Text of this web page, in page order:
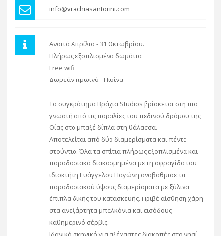
info@vrachiasantorini.com
Ανοιτά Απρίλιο - 31 Οκτωβρίου.
Πλήρως εξοπλισμένα δωμάτια
Free wifi
Δωρεάν πρωϊνό - Πισίνα
Το συγκρότημα Βράχια Studios βρίσκεται στη πιο
γνωστή από τις παραλίες του πεδινού δρόμου της
Οίας στο μπαξέ δίπλα στη θάλασσα.
Αποτελείται από δύο διαμερίσματα και πέντε
στούντιο. Όλα τα σπίτια πλήρως εξοπλισμένα και
παραδοσιακά διακοσμημένα με τη σφραγίδα του
ιδιοκτήτη Ευάγγελου Παγώνη αναβάθμισε τα
παραδοσιακού ύψους διαμερίσματα με ξύλινα
έπιπλα δικής του κατασκευής. Πριβέ αίσθηση χάρη
στα ανεξάρτητα μπαλκόνια και εισόδους
καθημερινό σέρβις.
Ιδανικό σκηνικό για αξέχαστες διακοπές στο νησί